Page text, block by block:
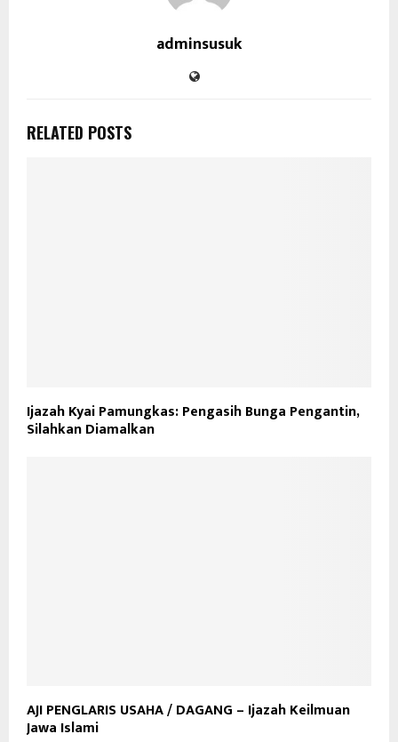
adminsusuk
RELATED POSTS
Ijazah Kyai Pamungkas: Pengasih Bunga Pengantin,
Silahkan Diamalkan
AJI PENGLARIS USAHA / DAGANG – Ijazah Keilmuan
Jawa Islami